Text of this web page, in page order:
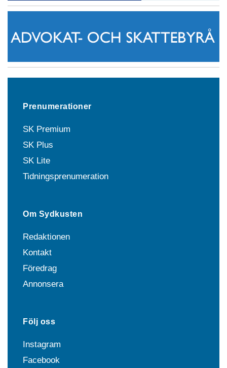
Prenumerationer
SK Premium
SK Plus
SK Lite
Tidningsprenumeration
Om Sydkusten
Redaktionen
Kontakt
Föredrag
Annonsera
Följ oss
Instagram
Facebook